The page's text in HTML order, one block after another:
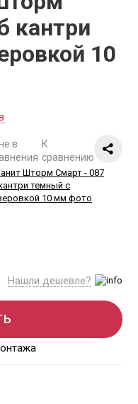
кантри
10
К
сравнению
Нашли дешевле?